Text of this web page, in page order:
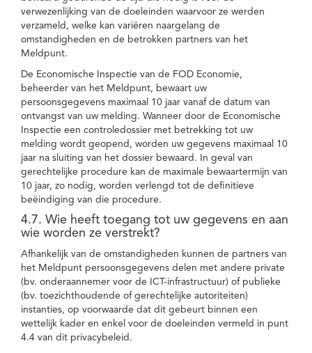
verwezenlijking van de doeleinden waarvoor ze werden
verzameld, welke kan variëren naargelang de
omstandigheden en de betrokken partners van het
Meldpunt.
De Economische Inspectie van de FOD Economie,
beheerder van het Meldpunt, bewaart uw
persoonsgegevens maximaal 10 jaar vanaf de datum van
ontvangst van uw melding. Wanneer door de Economische
Inspectie een controledossier met betrekking tot uw
melding wordt geopend, worden uw gegevens maximaal 10
jaar na sluiting van het dossier bewaard. In geval van
gerechtelijke procedure kan de maximale bewaartermijn van
10 jaar, zo nodig, worden verlengd tot de definitieve
beëindiging van die procedure.
4.7. Wie heeft toegang tot uw gegevens en aan
wie worden ze verstrekt?
Afhankelijk van de omstandigheden kunnen de partners van
het Meldpunt persoonsgegevens delen met andere private
(bv. onderaannemer voor de ICT-infrastructuur) of publieke
(bv. toezichthoudende of gerechtelijke autoriteiten)
instanties, op voorwaarde dat dit gebeurt binnen een
wettelijk kader en enkel voor de doeleinden vermeld in punt
4.4 van dit privacybeleid.